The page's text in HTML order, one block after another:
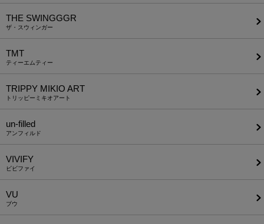
THE SWINGGGR
ザ・スウィンガー
TMT
ティーエムティー
TRIPPY MIKIO ART
トリッピーミキオアート
un-filled
アンフィルド
VIVIFY
ビビファイ
VU
ブウ